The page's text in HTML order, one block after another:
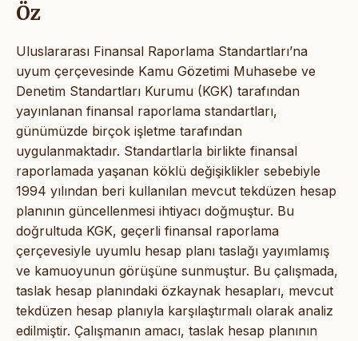
Öz
Uluslararası Finansal Raporlama Standartları’na
uyum çerçevesinde Kamu Gözetimi Muhasebe ve
Denetim Standartları Kurumu (KGK) tarafından
yayınlanan finansal raporlama standartları,
günümüzde birçok işletme tarafından
uygulanmaktadır. Standartlarla birlikte finansal
raporlamada yaşanan köklü değişiklikler sebebiyle
1994 yılından beri kullanılan mevcut tekdüzen hesap
planının güncellenmesi ihtiyacı doğmuştur. Bu
doğrultuda KGK, geçerli finansal raporlama
çerçevesiyle uyumlu hesap planı taslağı yayımlamış
ve kamuoyunun görüşüne sunmuştur. Bu çalışmada,
taslak hesap planındaki özkaynak hesapları, mevcut
tekdüzen hesap planıyla karşılaştırmalı olarak analiz
edilmiştir. Çalışmanın amacı, taslak hesap planının